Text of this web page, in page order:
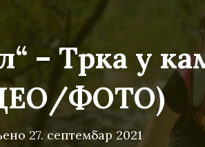
– Трка у
ФОТО)
27. септембар 2021